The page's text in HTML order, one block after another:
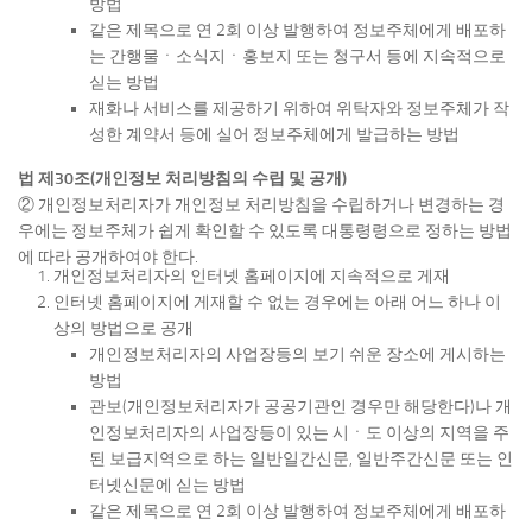
방법
같은 제목으로 연 2회 이상 발행하여 정보주체에게 배포하
는 간행물ㆍ소식지ㆍ홍보지 또는 청구서 등에 지속적으로
싣는 방법
재화나 서비스를 제공하기 위하여 위탁자와 정보주체가 작
성한 계약서 등에 실어 정보주체에게 발급하는 방법
법 제30조(개인정보 처리방침의 수립 및 공개)
② 개인정보처리자가 개인정보 처리방침을 수립하거나 변경하는 경
우에는 정보주체가 쉽게 확인할 수 있도록 대통령령으로 정하는 방법
에 따라 공개하여야 한다.
개인정보처리자의 인터넷 홈페이지에 지속적으로 게재
인터넷 홈페이지에 게재할 수 없는 경우에는 아래 어느 하나 이
상의 방법으로 공개
개인정보처리자의 사업장등의 보기 쉬운 장소에 게시하는
방법
관보(개인정보처리자가 공공기관인 경우만 해당한다)나 개
인정보처리자의 사업장등이 있는 시ㆍ도 이상의 지역을 주
된 보급지역으로 하는 일반일간신문, 일반주간신문 또는 인
터넷신문에 싣는 방법
같은 제목으로 연 2회 이상 발행하여 정보주체에게 배포하